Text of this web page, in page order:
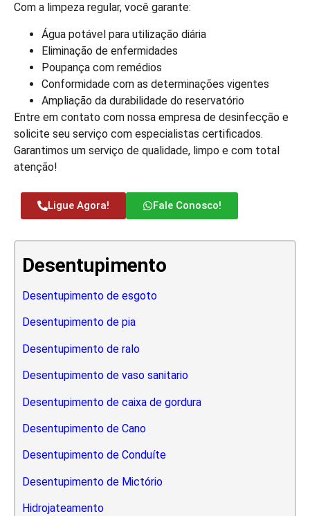
Com a limpeza regular, você garante:
Água potável para utilização diária
Eliminação de enfermidades
Poupança com remédios
Conformidade com as determinações vigentes
Ampliação da durabilidade do reservatório
Entre em contato com nossa empresa de desinfecção e
solicite seu serviço com especialistas certificados.
Garantimos um serviço de qualidade, limpo e com total
atenção!
Ligue Agora! Fale Conosco!
Desentupimento
Desentupimento de esgoto
Desentupimento de pia
Desentupimento de ralo
Desentupimento de vaso sanitario
Desentupimento de caixa de gordura
Desentupimento de Cano
Desentupimento de Conduíte
Desentupimento de Mictório
Hidrojateamento